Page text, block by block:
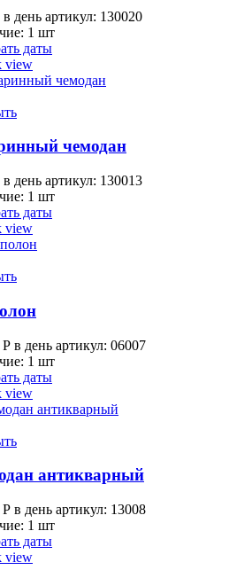
в день артикул: 130020
1 шт
даты
view
чемодан
в день артикул: 130013
1 шт
даты
view
Р в день артикул: 06007
1 шт
даты
view
антикварный
Р в день артикул: 13008
1 шт
даты
view